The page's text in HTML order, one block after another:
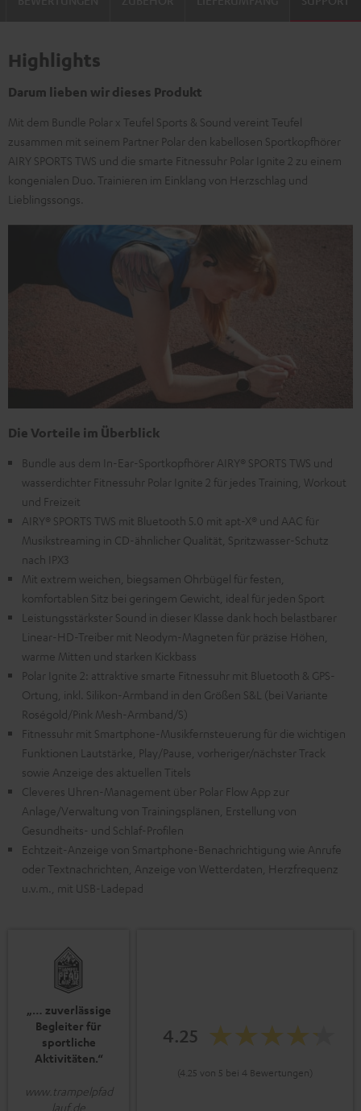
Highlights
Darum lieben wir dieses Produkt
Mit dem Bundle Polar x Teufel Sports & Sound vereint Teufel
zusammen mit seinem Partner Polar den kabellosen Sportkopfhörer
AIRY SPORTS TWS und die smarte Fitnessuhr Polar Ignite 2 zu einem
kongenialen Duo. Trainieren im Einklang von Herzschlag und
Lieblingssongs.
Die Vorteile im Überblick
Bundle aus dem In-Ear-Sportkopfhörer AIRY® SPORTS TWS und
wasserdichter Fitnessuhr Polar Ignite 2 für jedes Training, Workout
und Freizeit
AIRY® SPORTS TWS mit Bluetooth 5.0 mit apt-X® und AAC für
Musikstreaming in CD-ähnlicher Qualität, Spritzwasser-Schutz
nach IPX3
Mit extrem weichen, biegsamen Ohrbügel für festen,
komfortablen Sitz bei geringem Gewicht, ideal für jeden Sport
Leistungsstärkster Sound in dieser Klasse dank hoch belastbarer
Linear-HD-Treiber mit Neodym-Magneten für präzise Höhen,
warme Mitten und starken Kickbass
Polar Ignite 2: attraktive smarte Fitnessuhr mit Bluetooth & GPS-
Ortung, inkl. Silikon-Armband in den Größen S&L (bei Variante
Roségold/Pink Mesh-Armband/S)
Fitnessuhr mit Smartphone-Musikfernsteuerung für die wichtigen
Funktionen Lautstärke, Play/Pause, vorheriger/nächster Track
sowie Anzeige des aktuellen Titels
Cleveres Uhren-Management über Polar Flow App zur
Anlage/Verwaltung von Trainingsplänen, Erstellung von
Gesundheits- und Schlaf-Profilen
Echtzeit-Anzeige von Smartphone-Benachrichtigung wie Anrufe
oder Textnachrichten, Anzeige von Wetterdaten, Herzfrequenz
u.v.m., mit USB-Ladepad
„… zuverlässige
Begleiter für
sportliche
Aktivitäten.“
www.trampelpfad
lauf.de
4.25
(4.25 von 5 bei 4 Bewertungen)